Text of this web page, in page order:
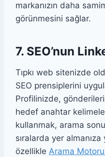
markanızın daha
görünmesini sağlar.
7. SEO’nun
Tıpkı web sitenizde
SEO prensiplerini
Profilinizde,
hedef anahtar
kullanmak, arama
sıralarda yer almanıza
özellikle Arama